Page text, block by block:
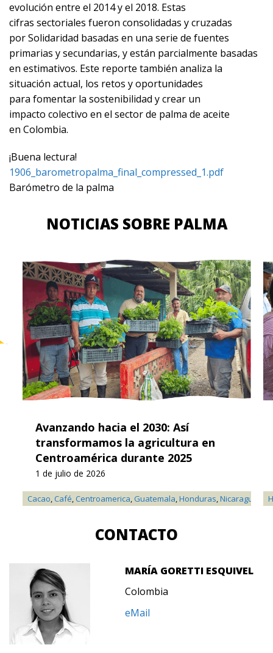
evolución entre el 2014 y el 2018. Estas
cifras sectoriales fueron consolidadas y cruzadas
por Solidaridad basadas en una serie de fuentes
primarias y secundarias, y están parcialmente basadas
en estimativos. Este reporte también analiza la
situación actual, los retos y oportunidades
para fomentar la sostenibilidad y crear un
impacto colectivo en el sector de palma de aceite
en Colombia.
¡Buena lectura!
1906_barometropalma_final_compressed_1.pdf
Barómetro de la palma
NOTICIAS SOBRE PALMA
Cacao,Café,Centroamerica, Guatemala,Honduras,Nicaragua
Avanzando hacia el 2030: Así
transformamos la agricultura en
Centroamérica durante 2025
1 de julio de 2026
CONTACTO
MARÍA GORETTI ESQUIVEL
Colombia
eMail